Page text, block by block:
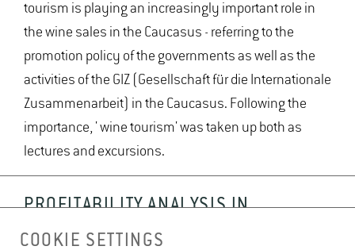
tourism is playing an increasingly important role in
the wine sales in the Caucasus - referring to the
promotion policy of the governments as well as the
activities of the GIZ (Gesellschaft für die Internationale
Zusammenarbeit) in the Caucasus. Following the
importance, ' wine tourism' was taken up both as
lectures and excursions.
PROFITABILITY ANALYSIS IN
VITICULTURE 2021
COOKIE SETTINGS